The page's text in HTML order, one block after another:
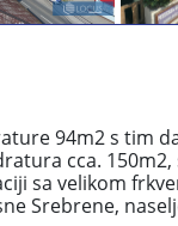
94m2 s tim
cca.
sa velikom
Srebrene,